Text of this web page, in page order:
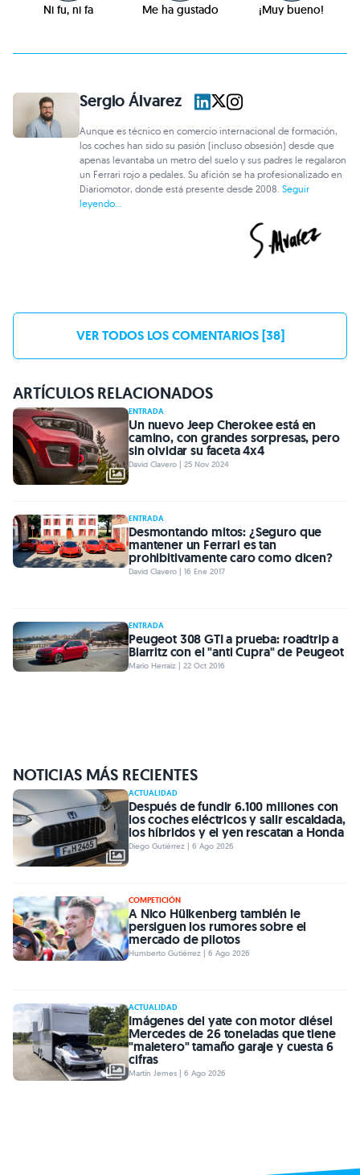
Ni fu, ni fa Me ha gustado ¡Muy bueno!
Sergio Álvarez
Aunque es técnico en comercio internacional de formación,
los coches han sido su pasión (incluso obsesión) desde que
apenas levantaba un metro del suelo y sus padres le regalaron
un Ferrari rojo a pedales. Su afición se ha profesionalizado en
Diariomotor, donde está presente desde 2008.Seguir
leyendo...
VER TODOS LOS COMENTARIOS [38]
ARTÍCULOS RELACIONADOS
ENTRADA
Un nuevo Jeep Cherokee está en
camino, con grandes sorpresas, pero
sin olvidar su faceta 4x4
David Clavero | 25 Nov 2024
ENTRADA
Desmontando mitos: ¿Seguro que
mantener un Ferrari es tan
prohibitivamente caro como dicen?
David Clavero | 16 Ene 2017
ENTRADA
Peugeot 308 GTI a prueba: roadtrip a
Biarritz con el "anti Cupra" de Peugeot
Mario Herraiz | 22 Oct 2016
NOTICIAS MÁS RECIENTES
ACTUALIDAD
Después de fundir 6.100 millones con
los coches eléctricos y salir escaldada,
los híbridos y el yen rescatan a Honda
Diego Gutiérrez | 6 Ago 2026
COMPETICIÓN
A Nico Hülkenberg también le
persiguen los rumores sobre el
mercado de pilotos
Humberto Gutiérrez | 6 Ago 2026
ACTUALIDAD
Imágenes del yate con motor diésel
Mercedes de 26 toneladas que tiene
"maletero" tamaño garaje y cuesta 6
cifras
Martín Jemes | 6 Ago 2026